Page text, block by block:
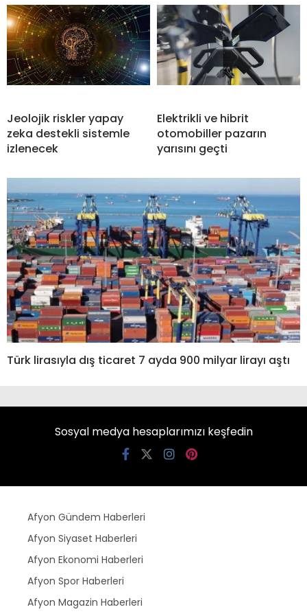
Jeolojik riskler yapay
zeka destekli sistemle
izlenecek
Elektrikli ve hibrit
otomobiller pazarın
yarısını geçti
Türk lirasıyla dış ticaret 7 ayda 900 milyar lirayı aştı
Sosyal medya hesaplarımızı keşfedin
Afyon Gündem Haberleri
Afyon Siyaset Haberleri
Afyon Ekonomi Haberleri
Afyon Spor Haberleri
Afyon Magazin Haberleri